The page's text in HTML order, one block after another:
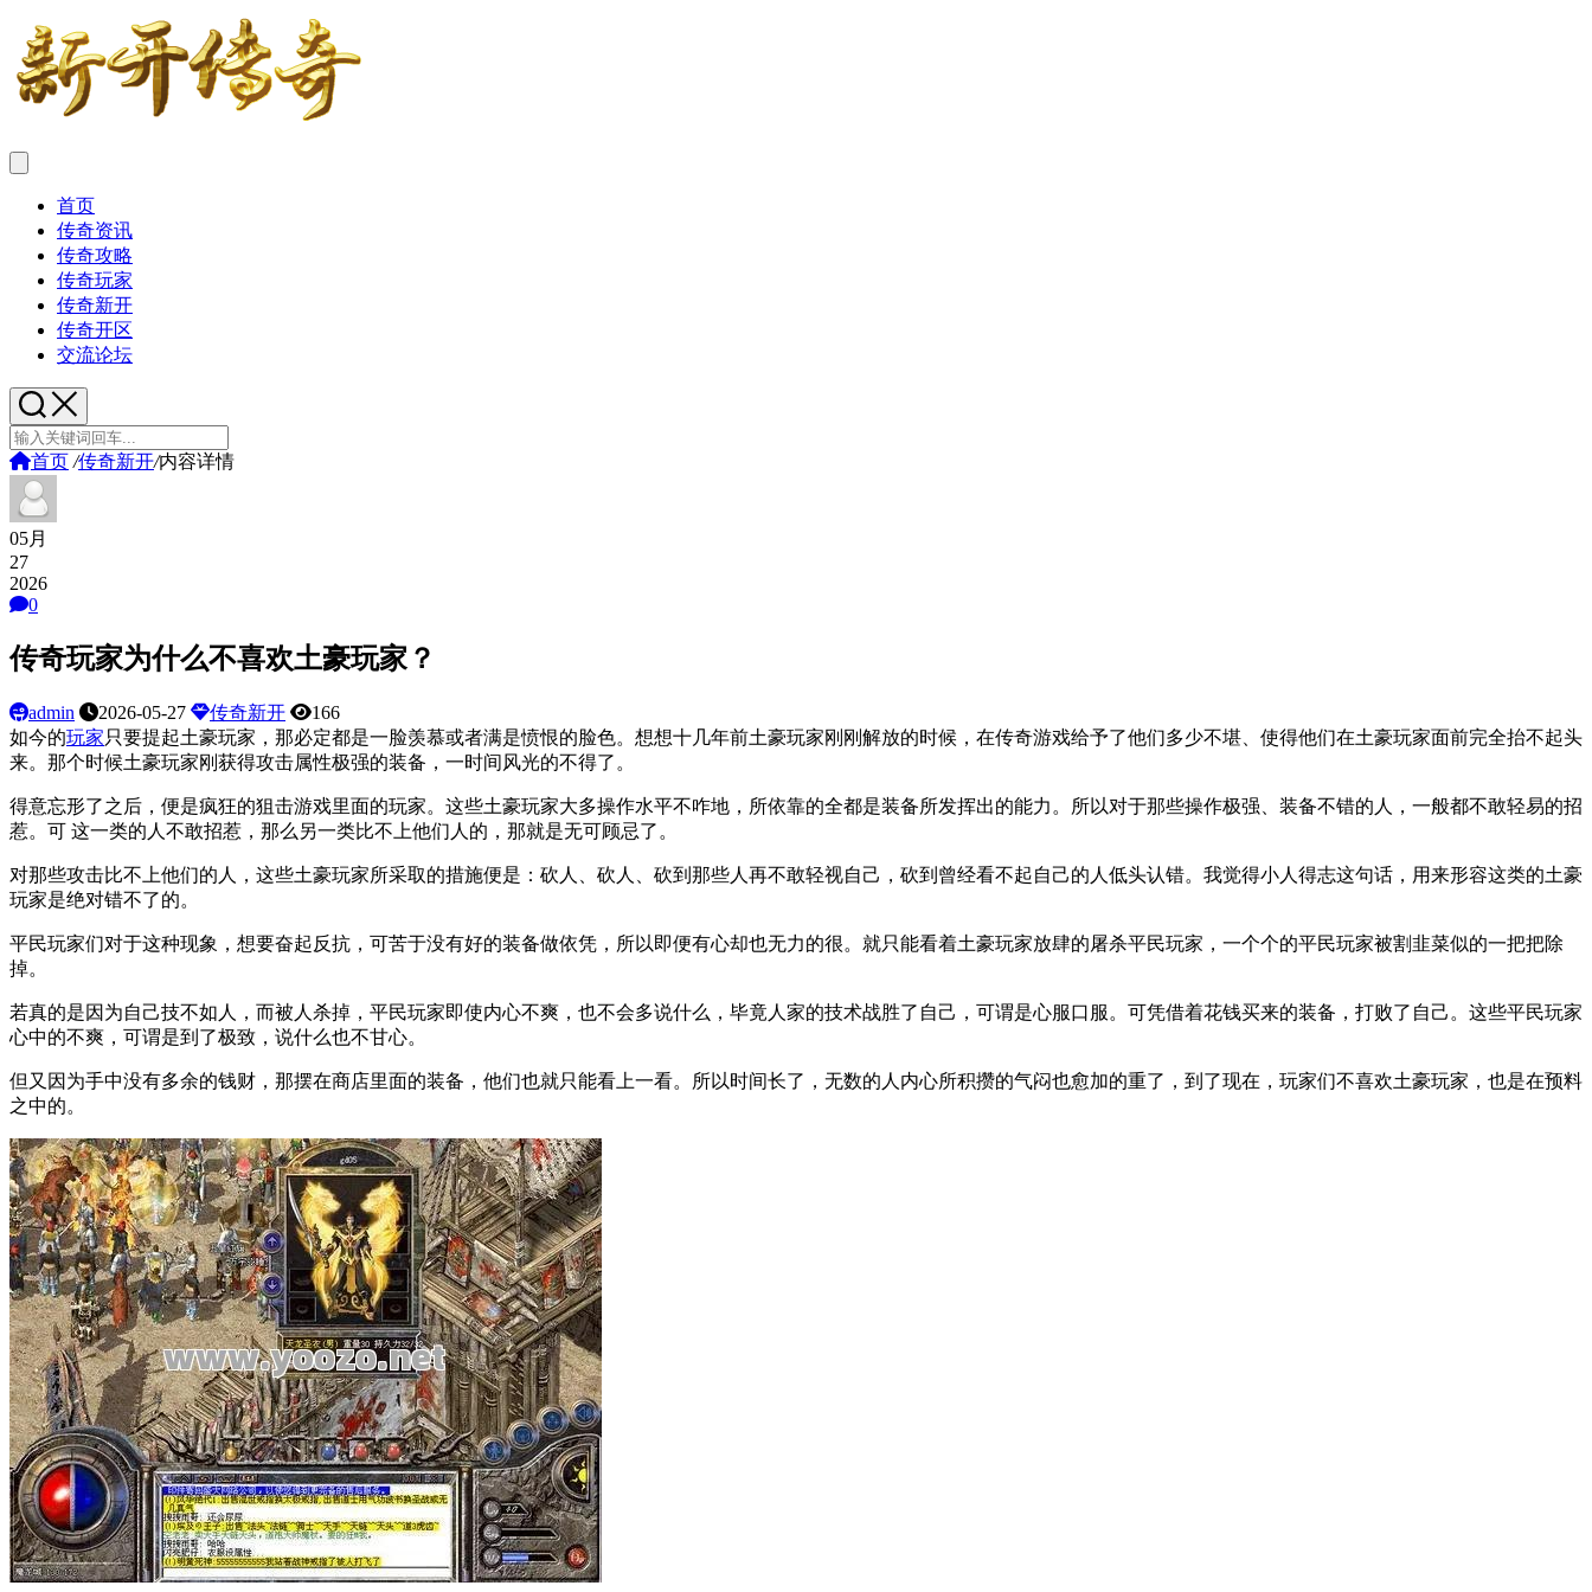
首页
传奇资讯
传奇攻略
传奇玩家
传奇新开
传奇开区
交流论坛
首页 /传奇新开/内容详情
05月
27
2026
0
传奇玩家为什么不喜欢土豪玩家？
admin 2026-05-27 传奇新开
166
如今的玩家只要提起土豪玩家，那必定都是一脸羡慕或者满是愤恨的脸色。想想十几年前土豪玩家刚刚解放的时候，在传奇游戏给予了他们多少不堪、使得他们在土豪玩家面前完全抬不起头
来。那个时候土豪玩家刚获得攻击属性极强的装备，一时间风光的不得了。
得意忘形了之后，便是疯狂的狙击游戏里面的玩家。这些土豪玩家大多操作水平不咋地，所依靠的全都是装备所发挥出的能力。所以对于那些操作极强、装备不错的人，一般都不敢轻易的招
惹。可 这一类的人不敢招惹，那么另一类比不上他们人的，那就是无可顾忌了。
对那些攻击比不上他们的人，这些土豪玩家所采取的措施便是：砍人、砍人、砍到那些人再不敢轻视自己，砍到曾经看不起自己的人低头认错。我觉得小人得志这句话，用来形容这类的土豪
玩家是绝对错不了的。
平民玩家们对于这种现象，想要奋起反抗，可苦于没有好的装备做依凭，所以即便有心却也无力的很。就只能看着土豪玩家放肆的屠杀平民玩家，一个个的平民玩家被割韭菜似的一把把除
掉。
若真的是因为自己技不如人，而被人杀掉，平民玩家即使内心不爽，也不会多说什么，毕竟人家的技术战胜了自己，可谓是心服口服。可凭借着花钱买来的装备，打败了自己。这些平民玩家
心中的不爽，可谓是到了极致，说什么也不甘心。
但又因为手中没有多余的钱财，那摆在商店里面的装备，他们也就只能看上一看。所以时间长了，无数的人内心所积攒的气闷也愈加的重了，到了现在，玩家们不喜欢土豪玩家，也是在预料
之中的。